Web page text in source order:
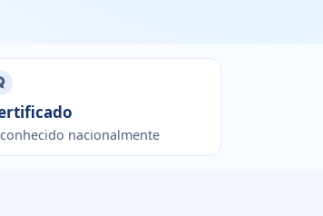
nacionalmente